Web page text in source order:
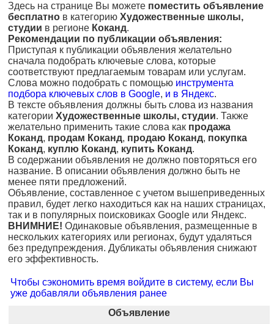
Здесь на странице Вы можете поместить объявление
бесплатно в категорию Художественные школы,
студии в регионе Коканд.
Рекомендации по публикации объявления:
Приступая к публикации объявления желательно
сначала подобрать ключевые слова, которые
соответствуют предлагаемым товарам или услугам.
Слова можно подобрать с помощью инструмента
подбора ключевых слов в Google, и в Яндекс.
В тексте объявления должны быть слова из названия
категории Художественные школы, студии. Также
желательно применить такие слова как продажа
Коканд, продам Коканд, продаю Коканд, покупка
Коканд, куплю Коканд, купить Коканд.
В содержании объявления не должно повторяться его
название. В описании объявления должно быть не
менее пяти предложений.
Объявление, составленное с учетом вышеприведенных
правил, будет легко находиться как на наших страницах,
так и в популярных поисковиках Google или Яндекс.
ВНИМНИЕ! Одинаковые объявления, размещенные в
нескольких категориях или регионах, будут удаляться
без предупреждения. Дубликаты объявления снижают
его эффективность.
Чтобы сэкономить время войдите в систему, если Вы
уже добавляли объявления ранее
Объявление